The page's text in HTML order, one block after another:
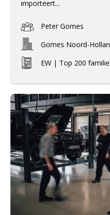
importeert...
Peter Gomes
Gomes Noord-
EW | Top 200